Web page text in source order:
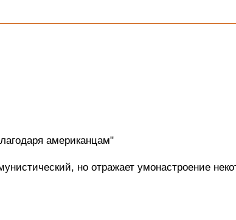
американцам"
но отражает умонастроение